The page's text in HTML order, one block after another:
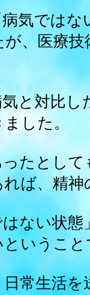
病気では
、医療
と対比
した。
たとし
ば、精
ない状
いうこ
常生活